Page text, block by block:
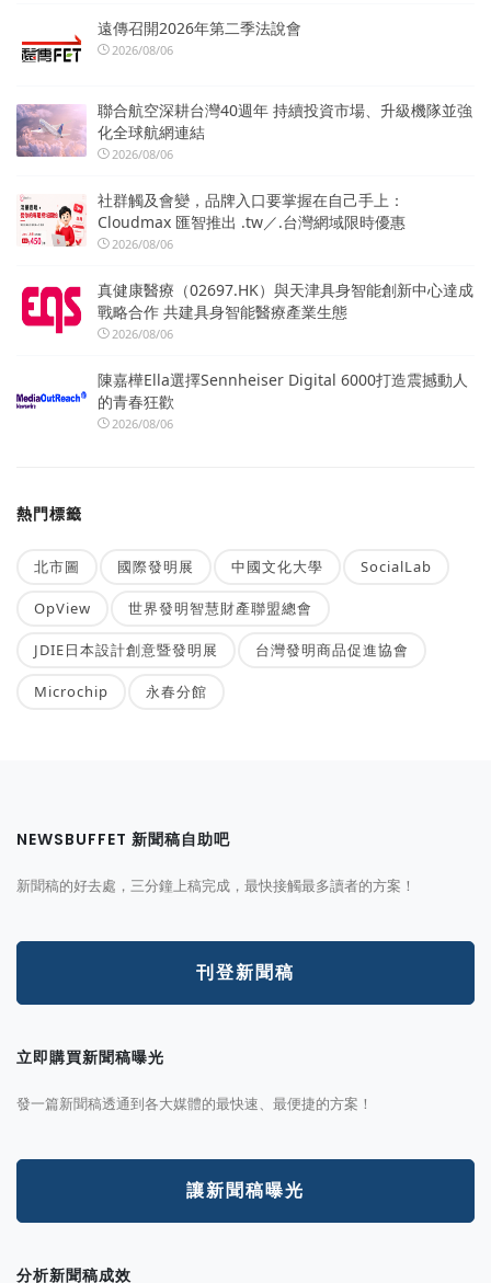
遠傳召開2026年第二季法說會
2026/08/06
聯合航空深耕台灣40週年 持續投資市場、升級機隊並強
化全球航網連結
2026/08/06
社群觸及會變，品牌入口要掌握在自己手上：
Cloudmax 匯智推出 .tw／.台灣網域限時優惠
2026/08/06
真健康醫療（02697.HK）與天津具身智能創新中心達成
戰略合作 共建具身智能醫療產業生態
2026/08/06
陳嘉樺Ella選擇Sennheiser Digital 6000打造震撼動人
的青春狂歡
2026/08/06
熱門標籤
北市圖 國際發明展 中國文化大學 SocialLab
OpView 世界發明智慧財產聯盟總會
JDIE日本設計創意暨發明展 台灣發明商品促進協會
Microchip 永春分館
NEWSBUFFET 新聞稿自助吧
新聞稿的好去處，三分鐘上稿完成，最快接觸最多讀者的方案！
刊登新聞稿
立即購買新聞稿曝光
發一篇新聞稿透通到各大媒體的最快速、最便捷的方案！
讓新聞稿曝光
分析新聞稿成效